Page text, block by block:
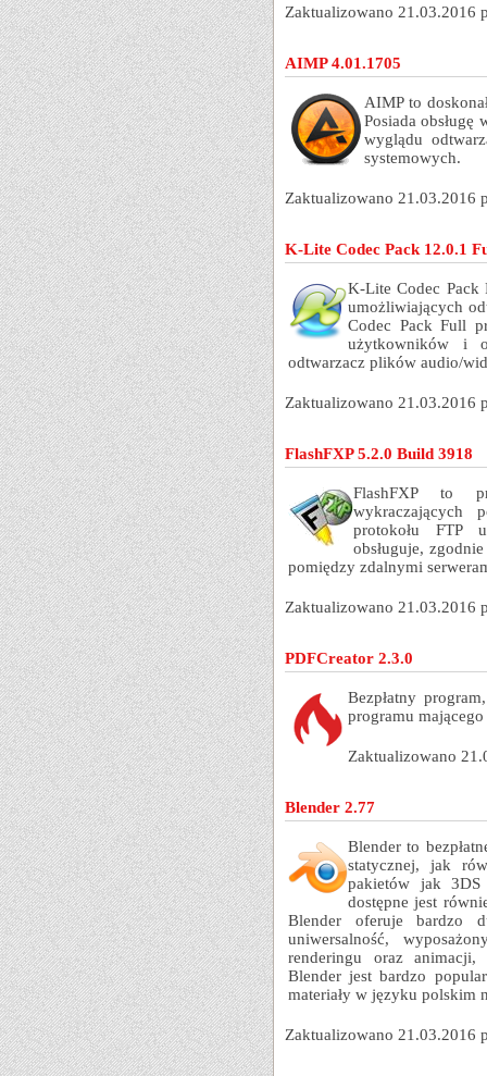
Zaktualizowano 21.03.2016
AIMP 4.01.1705
AIMP to
Posiada
wyglądu
systemowych.
Zaktualizowano 21.03.2016
K-Lite Codec Pack 12.0.1
K-Lite Codec
umożliwiających
Codec Pack Full
użytkowników i
odtwarzacz plików audio/
Zaktualizowano 21.03.2016
FlashFXP 5.2.0 Build 3918
FlashFXP to
wykraczających
protokołu FTP
obsługuje,
pomiędzy zdalnymi
Zaktualizowano 21.03.2016
PDFCreator 2.3.0
Bezpłatny
programu
Zaktualizowano
Blender 2.77
Blender to
statycznej, jak
pakietów jak
dostępne jest
Blender oferuje bardzo
uniwersalność,
renderingu oraz
Blender jest bardzo
materiały w języku polskim
Zaktualizowano 21.03.2016